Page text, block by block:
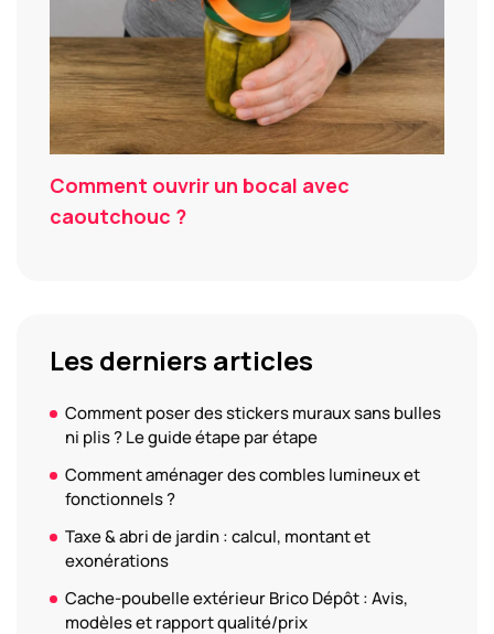
Comment ouvrir un bocal avec
caoutchouc ?
Les derniers articles
Comment poser des stickers muraux sans bulles
ni plis ? Le guide étape par étape
Comment aménager des combles lumineux et
fonctionnels ?
Taxe & abri de jardin : calcul, montant et
exonérations
Cache-poubelle extérieur Brico Dépôt : Avis,
modèles et rapport qualité/prix